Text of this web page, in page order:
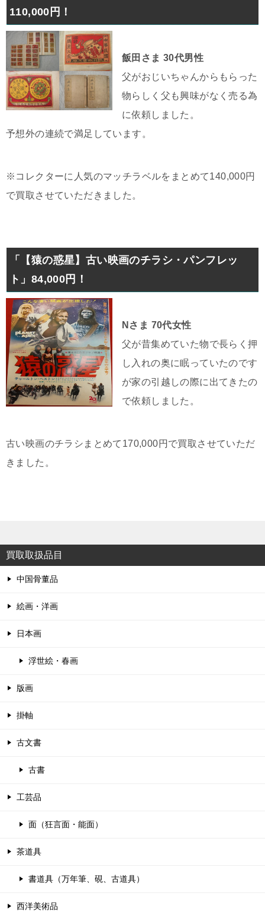
110,000円！
飯田さま 30代男性
父がおじいちゃんからもらった
物らしく父も興味がなく売る為
に依頼しました。
予想外の連続で満足しています。
※コレクターに人気のマッチラベルをまとめて140,000円
で買取させていただきました。
「【猿の惑星】古い映画のチラシ・パンフレッ
ト」84,000円！
Nさま 70代女性
父が昔集めていた物で長らく押
し入れの奥に眠っていたのです
が家の引越しの際に出てきたの
で依頼しました。
古い映画のチラシまとめて170,000円で買取させていただ
きました。
買取取扱品目
中国骨董品
絵画・洋画
日本画
浮世絵・春画
版画
掛軸
古文書
古書
工芸品
面（狂言面・能面）
茶道具
書道具（万年筆、硯、古道具）
西洋美術品